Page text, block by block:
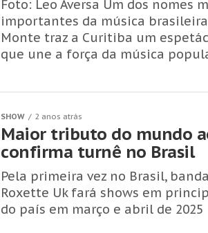
Foto: Leo Aversa Um dos nomes
importantes da música
Monte traz a Curitiba um
que une a força da música
SHOW 2 anos atrás
Maior tributo do mundo
confirma turnê no Brasil
Pela primeira vez no Brasil,
Roxette Uk fará shows em
do país em março e abril de 2025